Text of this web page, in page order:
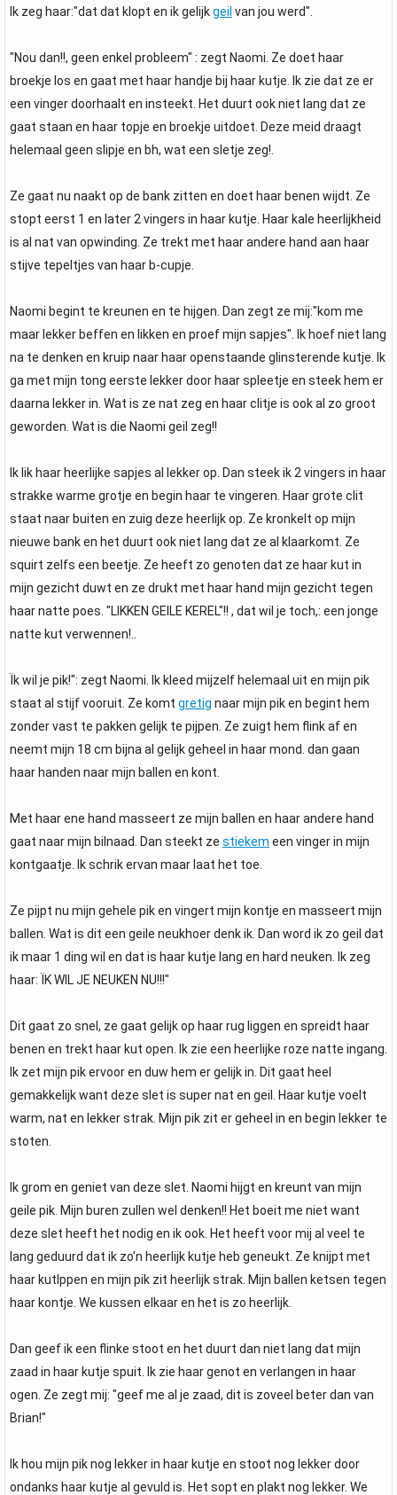
Ik zeg haar:"dat dat klopt en ik gelijkgeil van jou werd".
"Nou dan!!, geen enkel probleem" : zegt Naomi. Ze doet haar
broekje los en gaat met haar handje bij haar kutje. Ik zie dat ze er
een vinger doorhaalt en insteekt. Het duurt ook niet lang dat ze
gaat staan en haar topje en broekje uitdoet. Deze meid draagt
helemaal geen slipje en bh, wat een sletje zeg!.
Ze gaat nu naakt op de bank zitten en doet haar benen wijdt. Ze
stopt eerst 1 en later 2 vingers in haar kutje. Haar kale heerlijkheid
is al nat van opwinding. Ze trekt met haar andere hand aan haar
stijve tepeltjes van haar b-cupje.
Naomi begint te kreunen en te hijgen. Dan zegt ze mij:"kom me
maar lekker beffen en likken en proef mijn sapjes". Ik hoef niet lang
na te denken en kruip naar haar openstaande glinsterende kutje. Ik
ga met mijn tong eerste lekker door haar spleetje en steek hem er
daarna lekker in. Wat is ze nat zeg en haar clitje is ook al zo groot
geworden. Wat is die Naomi geil zeg!!
Ik lik haar heerlijke sapjes al lekker op. Dan steek ik 2 vingers in haar
strakke warme grotje en begin haar te vingeren. Haar grote clit
staat naar buiten en zuig deze heerlijk op. Ze kronkelt op mijn
nieuwe bank en het duurt ook niet lang dat ze al klaarkomt. Ze
squirt zelfs een beetje. Ze heeft zo genoten dat ze haar kut in
mijn gezicht duwt en ze drukt met haar hand mijn gezicht tegen
haar natte poes. "LIKKEN GEILE KEREL"!! , dat wil je toch,: een jonge
natte kut verwennen!..
Ïk wil je pik!": zegt Naomi. Ik kleed mijzelf helemaal uit en mijn pik
staat al stijf vooruit. Ze komt gretig naar mijn pik en begint hem
zonder vast te pakken gelijk te pijpen. Ze zuigt hem flink af en
neemt mijn 18 cm bijna al gelijk geheel in haar mond. dan gaan
haar handen naar mijn ballen en kont.
Met haar ene hand masseert ze mijn ballen en haar andere hand
gaat naar mijn bilnaad. Dan steekt ze stiekem een vinger in mijn
kontgaatje. Ik schrik ervan maar laat het toe.
Ze pijpt nu mijn gehele pik en vingert mijn kontje en masseert mijn
ballen. Wat is dit een geile neukhoer denk ik. Dan word ik zo geil dat
ik maar 1 ding wil en dat is haar kutje lang en hard neuken. Ik zeg
haar: ÏK WIL JE NEUKEN NU!!!"
Dit gaat zo snel, ze gaat gelijk op haar rug liggen en spreidt haar
benen en trekt haar kut open. Ik zie een heerlijke roze natte ingang.
Ik zet mijn pik ervoor en duw hem er gelijk in. Dit gaat heel
gemakkelijk want deze slet is super nat en geil. Haar kutje voelt
warm, nat en lekker strak. Mijn pik zit er geheel in en begin lekker te
stoten.
Ik grom en geniet van deze slet. Naomi hijgt en kreunt van mijn
geile pik. Mijn buren zullen wel denken!! Het boeit me niet want
deze slet heeft het nodig en ik ook. Het heeft voor mij al veel te
lang geduurd dat ik zo'n heerlijk kutje heb geneukt. Ze knijpt met
haar kutlppen en mijn pik zit heerlijk strak. Mijn ballen ketsen tegen
haar kontje. We kussen elkaar en het is zo heerlijk.
Dan geef ik een flinke stoot en het duurt dan niet lang dat mijn
zaad in haar kutje spuit. Ik zie haar genot en verlangen in haar
ogen. Ze zegt mij: "geef me al je zaad, dit is zoveel beter dan van
Brian!"
Ik hou mijn pik nog lekker in haar kutje en stoot nog lekker door
ondanks haar kutje al gevuld is. Het sopt en plakt nog lekker. We